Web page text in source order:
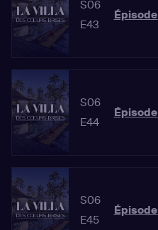
S06
E43
Épisode
S06
E44
Épisode
S06
E45
Épisode